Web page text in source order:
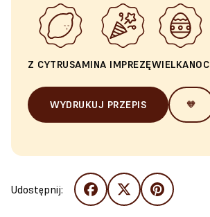
Z CYTRUSAMINA IMPREZĘWIELKANOC
WYDRUKUJ PRZEPIS 🧡
Udostępnij: